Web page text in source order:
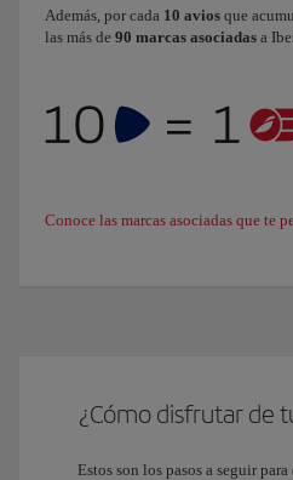
Además, por cada 10 avios que
las más de 90 marcas asociadas a
Conoce las marcas asociadas que te
¿Cómo disfrutar de
Estos son los pasos a seguir